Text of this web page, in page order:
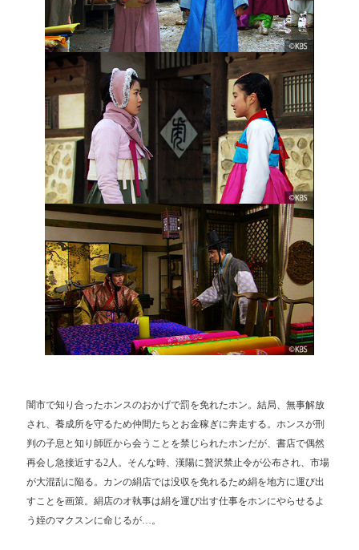
闇市で知り合ったホンスのおかげで罰を免れたホン。結局、無事解放
され、養成所を守るため仲間たちとお金稼ぎに奔走する。ホンスが刑
判の子息と知り師匠から会うことを禁じられたホンだが、書店で偶然
再会し急接近する2人。そんな時、漢陽に贅沢禁止令が公布され、市場
が大混乱に陥る。カンの絹店では没収を免れるため絹を地方に運び出
すことを画策。絹店のオ執事は絹を運び出す仕事をホンにやらせるよ
う姪のマクスンに命じるが…。